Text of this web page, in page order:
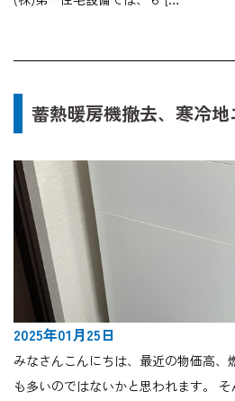
蓄熱暖房機撤去、寒冷
2025年01月25日
みなさんこんにちは、最近の物価高、
も多いのではないかと思われます。